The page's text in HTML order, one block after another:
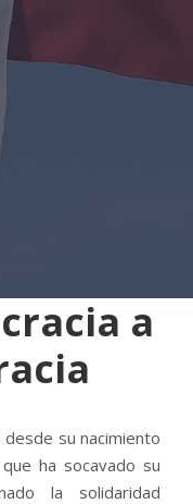
a
desde su nacimiento
ha socavado su
la solidaridad